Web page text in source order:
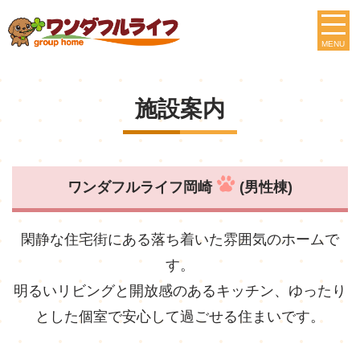
MENU
施設案内
ワンダフルライフ岡崎 (男性棟)
閑静な住宅街にある落ち着いた雰囲気のホームで
す。
明るいリビングと開放感のあるキッチン、ゆったり
とした個室で安心して過ごせる住まいです。